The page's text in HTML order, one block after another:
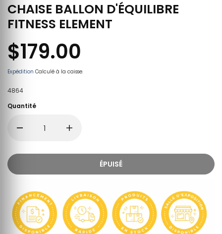
CHAISE BALLON D'ÉQUILIBRE
FITNESS ELEMENT
$179.00
Expédition Calculé à la caisse.
4864
Quantité
ÉPUISÉ